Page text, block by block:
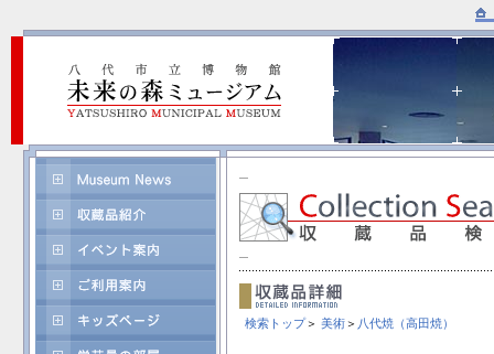
検索トップ＞ 美術＞ 八代焼（高田焼）